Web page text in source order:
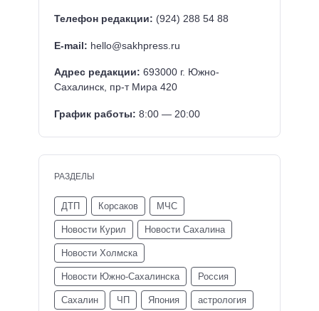
Телефон редакции: (924) 288 54 88
E-mail: hello@sakhpress.ru
Адрес редакции: 693000 г. Южно-
Сахалинск, пр-т Мира 420
График работы: 8:00 — 20:00
РАЗДЕЛЫ
ДТП Корсаков МЧС
Новости Курил Новости Сахалина
Новости Холмска
Новости Южно-Сахалинска Россия
Сахалин ЧП Япония астрология